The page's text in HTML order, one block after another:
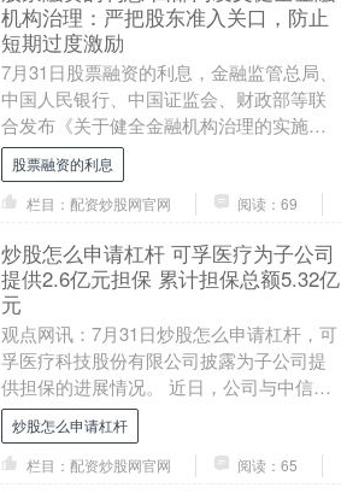
机构治理：严把股东准入关口，防止
短期过度激励
7月31日股票融资的利息，金融监管总局、
中国人民银行、中国证监会、财政部等联
合发布《关于健全金融机构治理的实施意
见》（下称《实施意见》），从加强党的
领导、改进股....
股票融资的利息
栏目：配资炒股网官网
阅读：69
炒股怎么申请杠杆 可孚医疗为子公司
提供2.6亿元担保 累计担保总额5.32亿
元
观点网讯：7月31日炒股怎么申请杠杆，可
孚医疗科技股份有限公司披露为子公司提
供担保的进展情况。 近日，公司与中信银
行股份有限公司长沙分行签订2份《最高额
保证合同....
炒股怎么申请杠杆
栏目：配资炒股网官网
阅读：65